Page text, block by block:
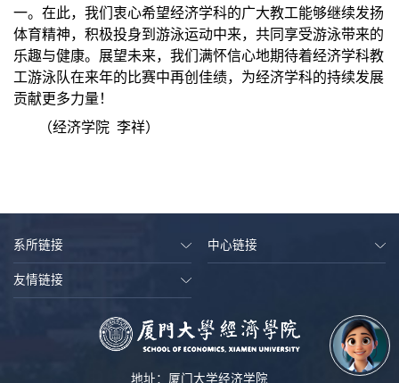
一。在此，我们衷心希望经济学科的广大教工能够继续发扬
体育精神，积极投身到游泳运动中来，共同享受游泳带来的
乐趣与健康。展望未来，我们满怀信心地期待着经济学科教
工游泳队在来年的比赛中再创佳绩，为经济学科的持续发展
贡献更多力量！
（经济学院 李祥）
系所链接 中心链接
友情链接
地址：厦门大学经济学院